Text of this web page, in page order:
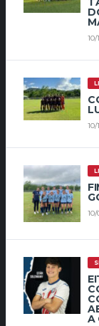
10/
10/
A